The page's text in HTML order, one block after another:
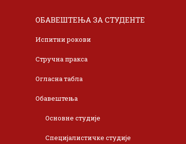
ОБАВЕШТЕЊА ЗА СТУДЕНТЕ
Испитни рокови
Стручна пракса
Огласна табла
Обавештења
Основне студије
Специјалистичке студије